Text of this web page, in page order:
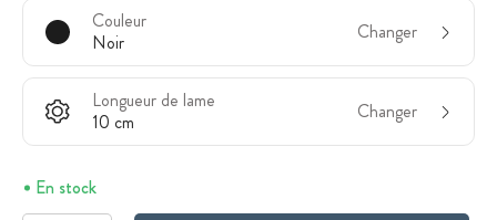
Couleur
Noir
Changer
Longueur de lame
10 cm
Changer
En stock